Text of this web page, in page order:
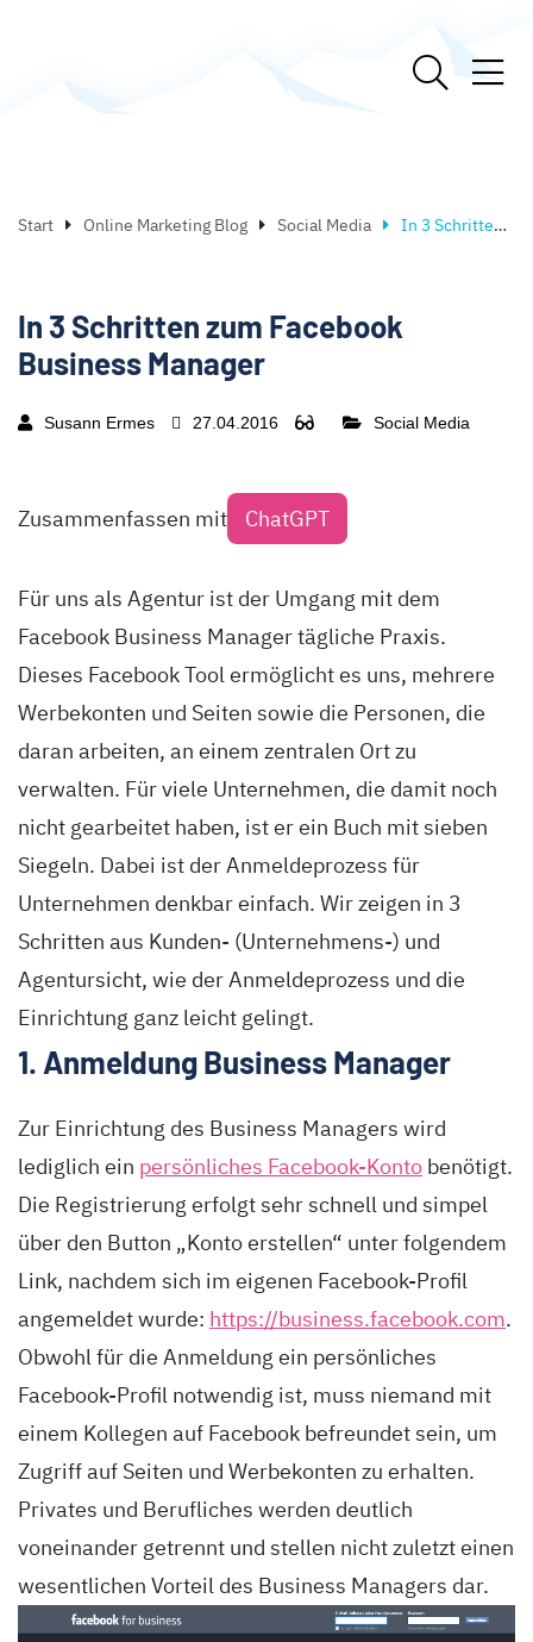
Start Online Marketing Blog Social Media In 3 Schritten zum Facebook Business Manager
In 3 Schritten zum Facebook
Business Manager
Susann Ermes 27.04.2016 Social Media
Zusammenfassen mit ChatGPT
Für uns als Agentur ist der Umgang mit dem
Facebook Business Manager tägliche Praxis.
Dieses Facebook Tool ermöglicht es uns, mehrere
Werbekonten und Seiten sowie die Personen, die
daran arbeiten, an einem zentralen Ort zu
verwalten. Für viele Unternehmen, die damit noch
nicht gearbeitet haben, ist er ein Buch mit sieben
Siegeln. Dabei ist der Anmeldeprozess für
Unternehmen denkbar einfach. Wir zeigen in 3
Schritten aus Kunden- (Unternehmens-) und
Agentursicht, wie der Anmeldeprozess und die
Einrichtung ganz leicht gelingt.
1. Anmeldung Business Manager
Zur Einrichtung des Business Managers wird
lediglich ein persönliches Facebook-Konto benötigt.
Die Registrierung erfolgt sehr schnell und simpel
über den Button „Konto erstellen“ unter folgendem
Link, nachdem sich im eigenen Facebook-Profil
angemeldet wurde: https://business.facebook.com.
Obwohl für die Anmeldung ein persönliches
Facebook-Profil notwendig ist, muss niemand mit
einem Kollegen auf Facebook befreundet sein, um
Zugriff auf Seiten und Werbekonten zu erhalten.
Privates und Berufliches werden deutlich
voneinander getrennt und stellen nicht zuletzt einen
wesentlichen Vorteil des Business Managers dar.